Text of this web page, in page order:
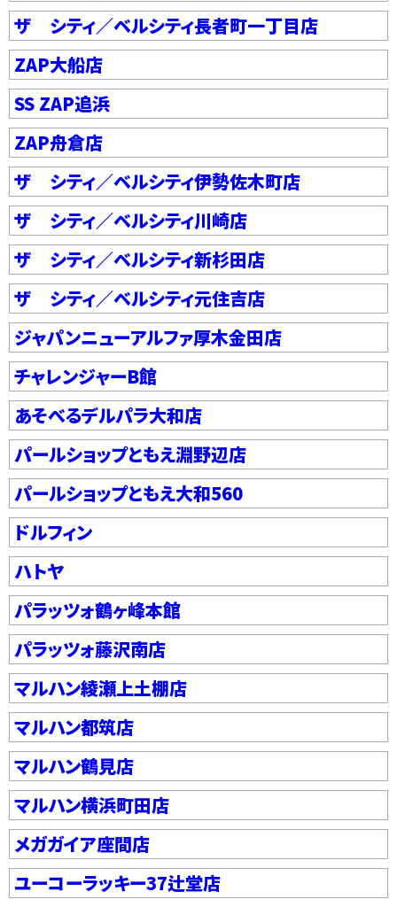
ザ シティ／ベルシティ長者町一丁目店
ZAP大船店
SS ZAP追浜
ZAP舟倉店
ザ シティ／ベルシティ伊勢佐木町店
ザ シティ／ベルシティ川崎店
ザ シティ／ベルシティ新杉田店
ザ シティ／ベルシティ元住吉店
ジャパンニューアルファ厚木金田店
チャレンジャーB館
あそべるデルパラ大和店
パールショップともえ淵野辺店
パールショップともえ大和560
ドルフィン
ハトヤ
パラッツォ鶴ヶ峰本館
パラッツォ藤沢南店
マルハン綾瀬上土棚店
マルハン都筑店
マルハン鶴見店
マルハン横浜町田店
メガガイア座間店
ユーコーラッキー37辻堂店